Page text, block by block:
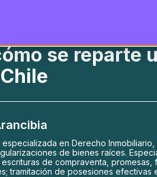
se reparte
en Derecho Inmobiliario,
de bienes raíces.
de compraventa, promesas,
tramitación de posesiones efectivas